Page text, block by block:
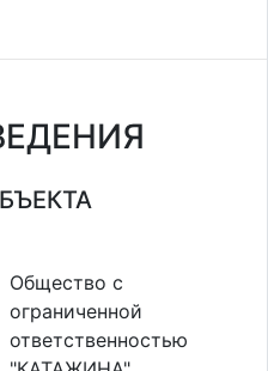
Общество с
ограниченной
ответственностью